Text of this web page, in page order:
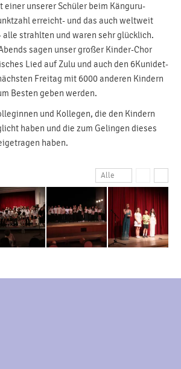
einer unserer Schüler beim Känguru-
erreicht- und das auch weltweit
alle strahlten und waren sehr glücklich.
sagen unser großer Kinder-Chor
Lied auf Zulu und auch den 6Kunidet-
Freitag mit 6000 anderen Kindern
Besten geben werden.
und Kollegen, die den Kindern
haben und die zum Gelingen dieses
haben.
Alle